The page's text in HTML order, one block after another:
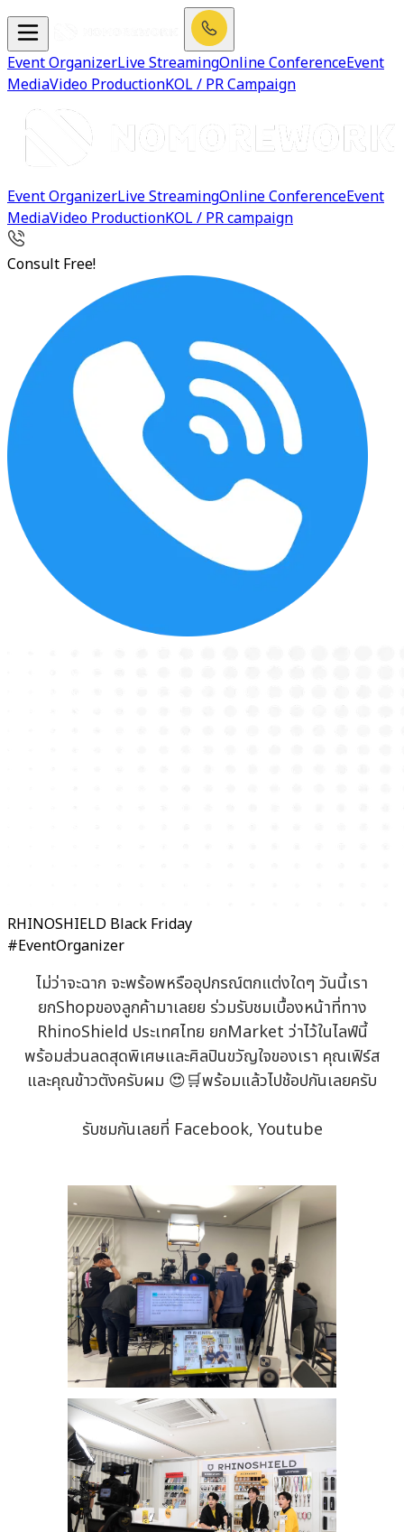
Event OrganizerLive StreamingOnline ConferenceEvent
MediaVideo ProductionKOL / PR Campaign
Event OrganizerLive StreamingOnline ConferenceEvent
MediaVideo ProductionKOL / PR campaign
Consult Free!
RHINOSHIELD Black Friday
#EventOrganizer
ไม่ว่าจะฉาก จะพร้อพหรืออุปกรณ์ตกแต่งใดๆ วันนี้เรา
ยกShopของลูกค้ามาเลยย ร่วมรับชมเบื้องหน้าที่ทาง
RhinoShield ประเทศไทย ยกMarket ว่าไว้ในไลฟ์นี้
พร้อมส่วนลดสุดพิเศษและศิลปินขวัญใจของเรา คุณเฟิร์ส
และคุณข้าวตังครับผม 😍🛒พร้อมแล้วไปช้อปกันเลยครับ
รับชมกันเลยที่ Facebook, Youtube